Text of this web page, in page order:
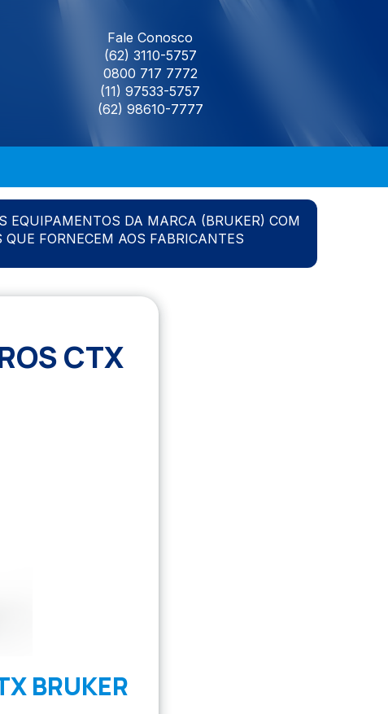
Fale Conosco
(62) 3110-5757
0800 717 7772
(11) 97533-5757
(62) 98610-7777
DA MARCA (BRUKER) COM
FORNECEM AOS FABRICANTES
CTX
BRUKER